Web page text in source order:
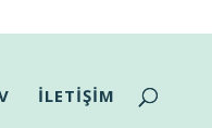
İLETİŞİM